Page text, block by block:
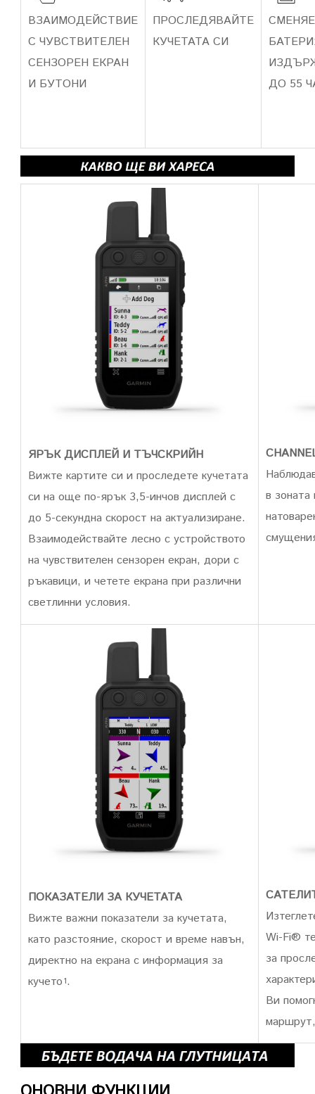
ВЗАИМОДЕЙСТВИЕ
С ЧУВСТВИТЕЛЕН
СЕНЗОРЕН ЕКРАН
И БУТОНИ
ПРОСЛЕДЯВАЙТЕ
КУЧЕТАТА СИ
ДО 55
ЯРЪК ДИСПЛЕЙ И ТЪЧСКРИЙН
Вижте картите си и проследете кучетата
си на още по-ярък 3,5-инчов дисплей с
до 5-секундна скорост на актуализиране.
Взаимодействайте лесно с устройството
на чувствителен сензорен екран, дори с
ръкавици, и четете екрана при различни
светлинни условия.
в
ПОКАЗАТЕЛИ ЗА КУЧЕТАТА
Вижте важни показатели за кучетата,
като разстояние, скорост и време навън,
директно на екрана с информация за
кучето1.
Wi-Fi®
за
Ви